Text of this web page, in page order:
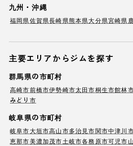
九州・沖縄
福岡県佐賀県長崎県熊本県大分県宮崎県
主要エリアからジムを探す
群馬県の市町村
高崎市前橋市伊勢崎市太田市桐生市館林
みどり市
岐阜県の市町村
岐阜市大垣市高山市多治見市関市中津川
恵那市美濃加茂市土岐市各務原市可児市